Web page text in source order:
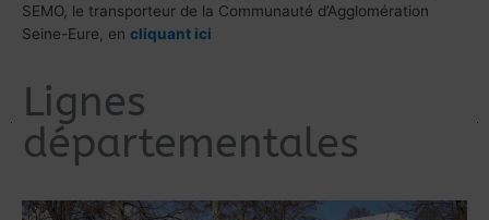
SEMO, le transporteur de la Communauté d’Agglomération
Seine-Eure, en cliquant ici
Lignes
départementales